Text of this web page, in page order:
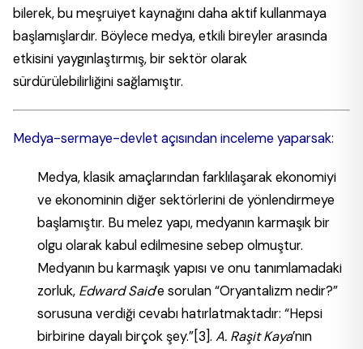
bilerek, bu meşruiyet kaynağını daha aktif kullanmaya
başlamışlardır. Böylece medya, etkili bireyler arasında
etkisini yaygınlaştırmış, bir sektör olarak
sürdürülebilirliğini sağlamıştır.
Medya-sermaye-devlet açısından inceleme yaparsak:
Medya, klasik amaçlarından farklılaşarak ekonomiyi
ve ekonominin diğer sektörlerini de yönlendirmeye
başlamıştır. Bu melez yapı, medyanın karmaşık bir
olgu olarak kabul edilmesine sebep olmuştur.
Medyanın bu karmaşık yapısı ve onu tanımlamadaki
zorluk, Edward Said’e sorulan “Oryantalizm nedir?”
sorusuna verdiği cevabı hatırlatmaktadır: “Hepsi
birbirine dayalı birçok şey.”[3]. A. Raşit Kaya’nın